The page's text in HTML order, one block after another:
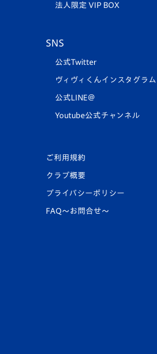
法人限定 VIP BOX
SNS
公式Twitter
ヴィヴィくんインスタグラム
公式LINE＠
Youtube公式チャンネル
ご利用規約
クラブ概要
プライバシーポリシー
FAQ〜お問合せ〜